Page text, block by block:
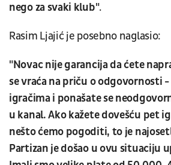
nego za svaki klub".
Rasim Ljajić je posebno naglasio:
"Novac nije garancija da ćete
se vraća na priču o odgovornosti
igračima i ponašate se
u kanal. Ako kažete dovešću pet
nešto ćemo pogoditi, to je
Partizan je došao u ovu situaciju